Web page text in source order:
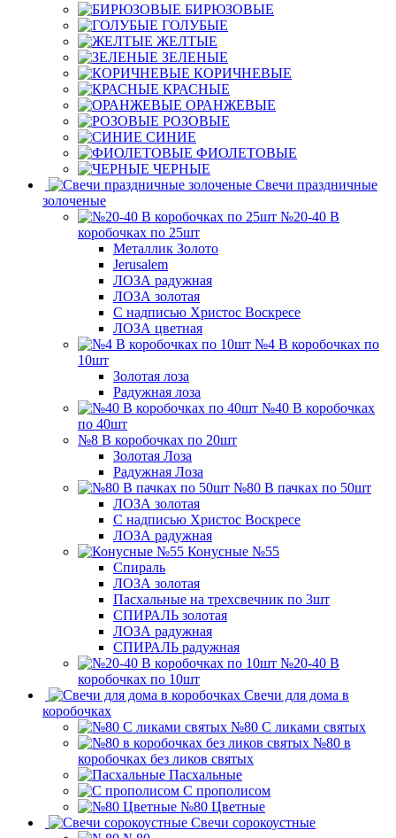
БИРЮЗОВЫЕ
ГОЛУБЫЕ
ЖЕЛТЫЕ
ЗЕЛЕНЫЕ
КОРИЧНЕВЫЕ
КРАСНЫЕ
ОРАНЖЕВЫЕ
РОЗОВЫЕ
СИНИЕ
ФИОЛЕТОВЫЕ
ЧЕРНЫЕ
Свечи праздничные
золоченые
№20-40 В
коробочках по 25шт
Металлик Золото
Jerusalem
ЛОЗА радужная
ЛОЗА золотая
С надписью Христос Воскресе
ЛОЗА цветная
№4 В коробочках по
10шт
Золотая лоза
Радужная лоза
№40 В коробочках
по 40шт
№8 В коробочках по 20шт
Золотая Лоза
Радужная Лоза
№80 В пачках по 50шт
ЛОЗА золотая
С надписью Христос Воскресе
ЛОЗА радужная
Конусные №55
Спираль
ЛОЗА золотая
Пасхальные на трехсвечник по 3шт
СПИРАЛЬ золотая
ЛОЗА радужная
СПИРАЛЬ радужная
№20-40 В
коробочках по 10шт
Свечи для дома в
коробочках
№80 С ликами святых
№80 в
коробочках без ликов святых
Пасхальные
С прополисом
№80 Цветные
Свечи сорокоустные